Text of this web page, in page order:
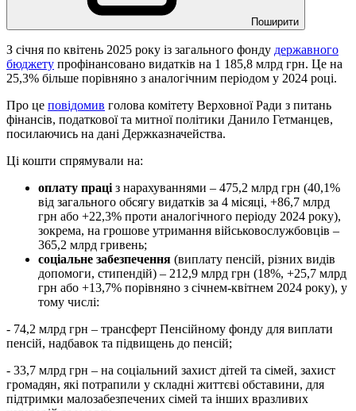
Поширити
З січня по квітень 2025 року із загального фонду державного
бюджету профінансовано видатків на 1 185,8 млрд грн. Це на
25,3% більше порівняно з аналогічним періодом у 2024 році.
Про це повідомив голова комітету Верховної Ради з питань
фінансів, податкової та митної політики Данило Гетманцев,
посилаючись на дані Держказначейства.
Ці кошти спрямували на:
оплату праціз нарахуваннями – 475,2 млрд грн (40,1%
від загального обсягу видатків за 4 місяці, +86,7 млрд
грн або +22,3% проти аналогічного періоду 2024 року),
зокрема, на грошове утримання військовослужбовців –
365,2 млрд гривень;
соціальне забезпечення (виплату пенсій, різних видів
допомоги, стипендій) – 212,9 млрд грн (18%, +25,7 млрд
грн або +13,7% порівняно з січнем-квітнем 2024 року), у
тому числі:
- 74,2 млрд грн – трансферт Пенсійному фонду для виплати
пенсій, надбавок та підвищень до пенсій;
- 33,7 млрд грн – на соціальний захист дітей та сімей, захист
громадян, які потрапили у складні життєві обставини, для
підтримки малозабезпечених сімей та інших вразливих